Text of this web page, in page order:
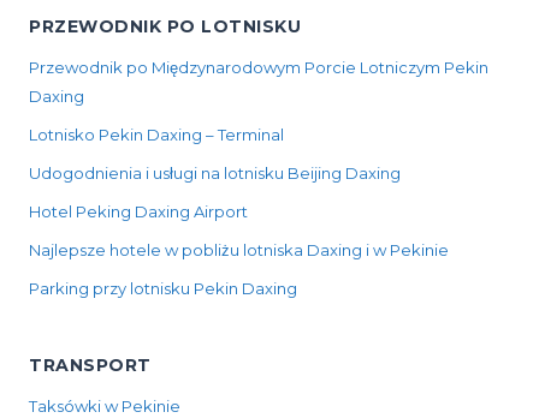
PRZEWODNIK PO LOTNISKU
Przewodnik po Międzynarodowym Porcie Lotniczym Pekin
Daxing
Lotnisko Pekin Daxing – Terminal
Udogodnienia i usługi na lotnisku Beijing Daxing
Hotel Peking Daxing Airport
Najlepsze hotele w pobliżu lotniska Daxing i w Pekinie
Parking przy lotnisku Pekin Daxing
TRANSPORT
Taksówki w Pekinie